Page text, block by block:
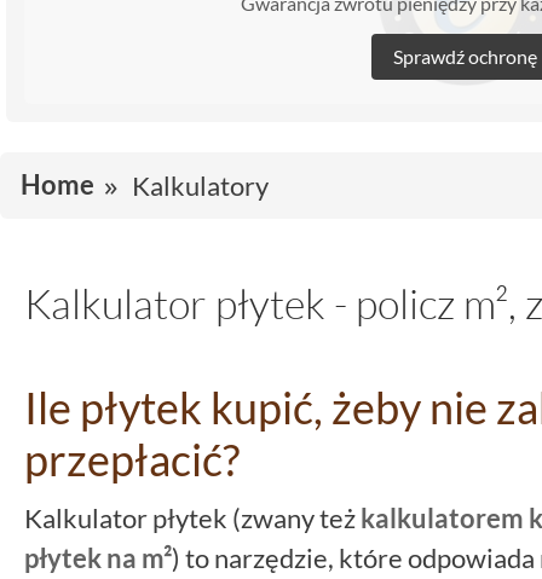
Sprawdź ochronę
Home Kalkulatory
Kalkulator płytek - policz m²,
Ile płytek kupić, żeby nie
przepłacić?
Kalkulator płytek (zwany teżkalkulatorem
płytek na m²) to narzędzie, które